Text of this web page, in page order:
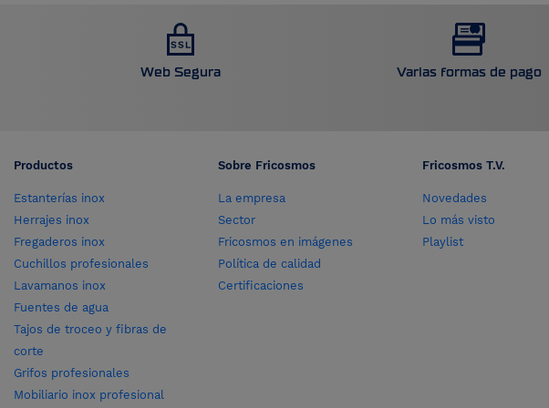
Web Segura Varias formas de pago
Productos
Estanterías inox
Herrajes inox
Fregaderos inox
Cuchillos profesionales
Lavamanos inox
Fuentes de agua
Tajos de troceo y fibras de
corte
Grifos profesionales
Mobiliario inox profesional
Sobre Fricosmos
La empresa
Sector
Fricosmos en imágenes
Política de calidad
Certificaciones
Fricosmos T.V.
Novedades
Lo más visto
Playlist